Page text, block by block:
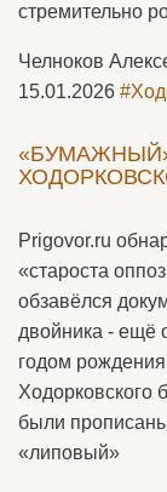
стремительно
Челноков
15.01.2026
Prigovor.ru
«староста
обзавёлся
двойника - ещё
годом
были
«липовый»